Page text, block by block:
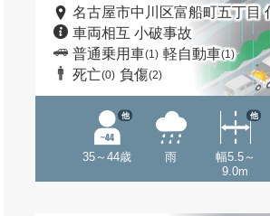
名古屋市中川区富船町五丁目
車両相互 小破事故
普通乗用車(1) 軽自動車(1)
死亡(0) 負傷(2)
35～44歳
他
雨
幅5.5～
9.0m
他